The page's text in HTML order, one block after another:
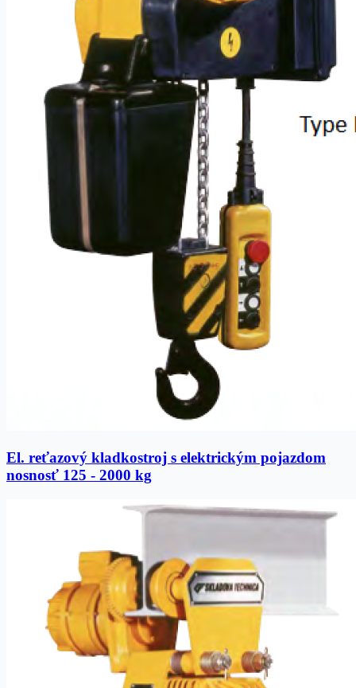
El. reťazový kladkostroj s elektrickým pojazdom
nosnosť 125 - 2000 kg